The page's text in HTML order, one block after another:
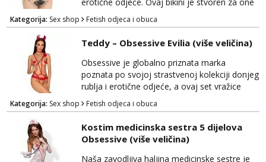
Anđela
Čekam tvoj poziv!
Tel:064/677-677 - Kod: #142
koji žele izraziti svoju unutarnju strast i
samopouzdanje, istovremeno dodajući dozu
tajanstvenosti i provociranja. Ovaj bikini je
ukrašen metalnim lančićima i dijelovima od
umjetne kože, što mu daje karakterističan
BDSM izgled. Bondage bikini Natalia ne samo
da ist...
Kategorija: Sex shop Fetish odjeca i obuca
Teddy – Obsessive Evilia (više veličina)
Obsessive je globalno priznata marka
poznata po svojoj strastvenoj kolekciji donjeg
rublja i erotične odjeće, a ovaj set vražice
predstavlja vrhunac senzualnosti i privlačnosti.
Nećete moći ostati ravnodušni pred njegovim
neodoljivim šarmom i zavodljivim izgledom.
Ovaj set vražice donosi savršen spoj luksuza i
erotike, stvarajući unikatan izgled koji će vas
pretvoriti u pravu boginju strasti. B...
Kategorija: Sex shop Fetish odjeca i obuca
Kostim medicinska sestra 5 dijelova
Obsessive (više veličina)
Naša zavodljiva haljina medicinske sestre je